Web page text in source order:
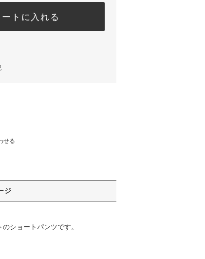
ートに入れる
せる
ジ
ショートパンツです。